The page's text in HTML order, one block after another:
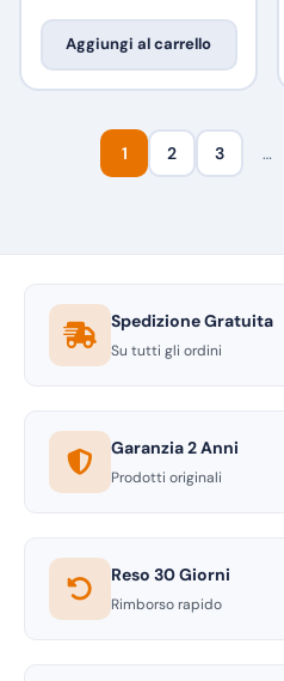
Aggiungi al carrello
1 2 3 …
Spedizione Gratuita
Su tutti gli ordini
Garanzia 2 Anni
Prodotti originali
Reso 30 Giorni
Rimborso rapido